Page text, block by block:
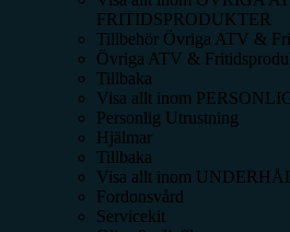
FRITIDSPRODUKTER
Tillbehör Övriga ATV &
Övriga ATV &
Tillbaka
Visa allt inom
Personlig Utrustning
Hjälmar
Tillbaka
Visa allt inom
Fordonsvård
Servicekit